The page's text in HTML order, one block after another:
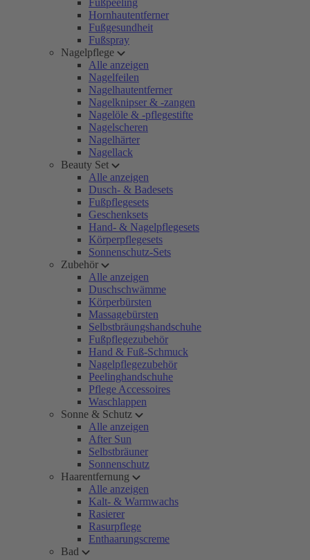
Fußpeeling
Hornhautentferner
Fußgesundheit
Fußspray
Nagelpflege
Alle anzeigen
Nagelfeilen
Nagelhautentferner
Nagelknipser & -zangen
Nagelöle & -pflegestifte
Nagelscheren
Nagelhärter
Nagellack
Beauty Set
Alle anzeigen
Dusch- & Badesets
Fußpflegesets
Geschenksets
Hand- & Nagelpflegesets
Körperpflegesets
Sonnenschutz-Sets
Zubehör
Alle anzeigen
Duschschwämme
Körperbürsten
Massagebürsten
Selbstbräungshandschuhe
Fußpflegezubehör
Hand & Fuß-Schmuck
Nagelpflegezubehör
Peelinghandschuhe
Pflege Accessoires
Waschlappen
Sonne & Schutz
Alle anzeigen
After Sun
Selbstbräuner
Sonnenschutz
Haarentfernung
Alle anzeigen
Kalt- & Warmwachs
Rasierer
Rasurpflege
Enthaarungscreme
Bad